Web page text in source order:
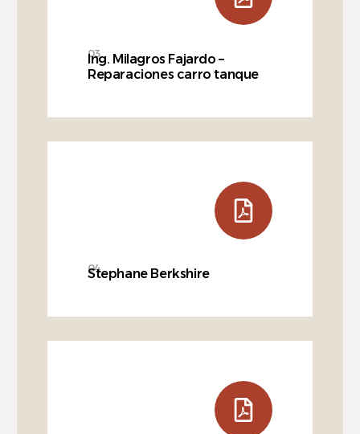
03
Ing. Milagros Fajardo –
Reparaciones carro tanque
04
Stephane Berkshire